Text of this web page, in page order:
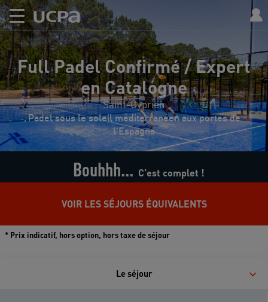
Full Padel Confirmé / Expert
en Catalogne
Saint-Cyprien
Padel sous le soleil méditerranéen aux portes de
l'Espagne
Bouhhh... C’est complet !
VOIR LES SÉJOURS ÉQUIVALENTS
* Prix indicatif, hors option, hors taxe de séjour
Le séjour